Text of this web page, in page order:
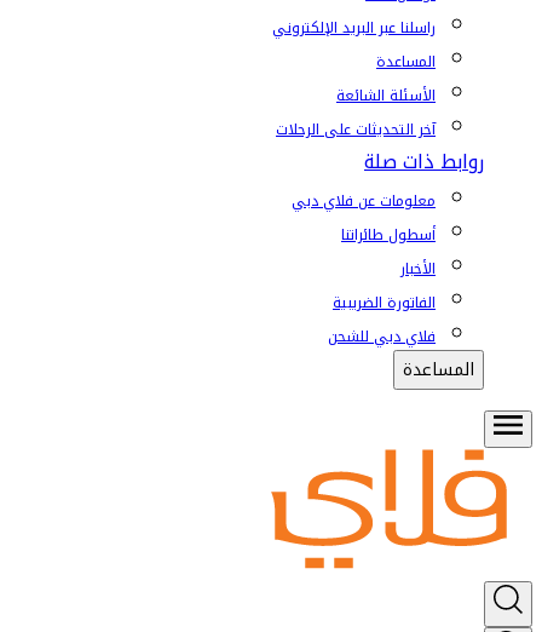
راسلنا عبر البريد الإلكتروني
المساعدة
الأسئلة الشائعة
آخر التحديثات على الرحلات
روابط ذات صلة
معلومات عن فلاي دبي
أسطول طائراتنا
الأخبار
الفاتورة الضريبية
فلاي دبي للشحن
المساعدة